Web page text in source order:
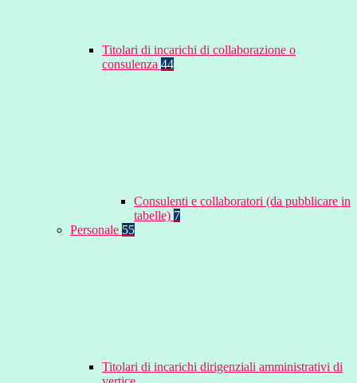
Titolari di incarichi di collaborazione o
consulenza 44
Consulenti e collaboratori (da pubblicare in
tabelle) 7
Personale 55
Titolari di incarichi dirigenziali amministrativi di